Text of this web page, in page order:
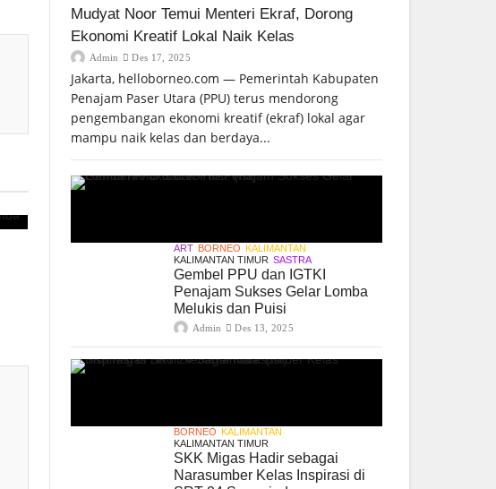
Mudyat Noor Temui Menteri Ekraf, Dorong
Ekonomi Kreatif Lokal Naik Kelas
Admin Des 17, 2025
Jakarta, helloborneo.com — Pemerintah Kabupaten
Penajam Paser Utara (PPU) terus mendorong
pengembangan ekonomi kreatif (ekraf) lokal agar
mampu naik kelas dan berdaya...
ART BORNEO KALIMANTAN
KALIMANTAN TIMUR SASTRA
Gembel PPU dan IGTKI
Penajam Sukses Gelar Lomba
Melukis dan Puisi
Admin Des 13, 2025
BORNEO KALIMANTAN
KALIMANTAN TIMUR
SKK Migas Hadir sebagai
Narasumber Kelas Inspirasi di